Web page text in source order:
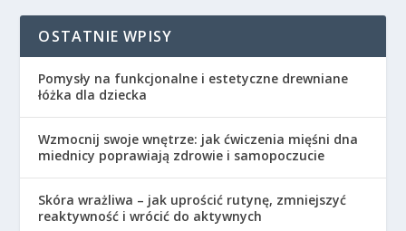
OSTATNIE WPISY
Pomysły na funkcjonalne i estetyczne drewniane
łóżka dla dziecka
Wzmocnij swoje wnętrze: jak ćwiczenia mięśni dna
miednicy poprawiają zdrowie i samopoczucie
Skóra wrażliwa – jak uprościć rutynę, zmniejszyć
reaktywność i wrócić do aktywnych